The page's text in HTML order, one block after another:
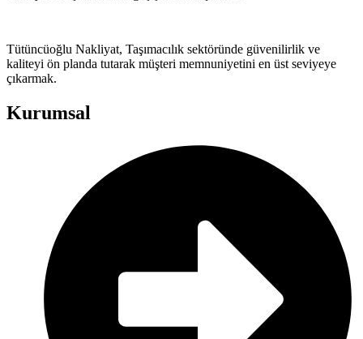
Tütüncüoğlu Nakliyat, Taşımacılık sektöründe güvenilirlik ve
kaliteyi ön planda tutarak müşteri memnuniyetini en üst seviyeye
çıkarmak.
Kurumsal